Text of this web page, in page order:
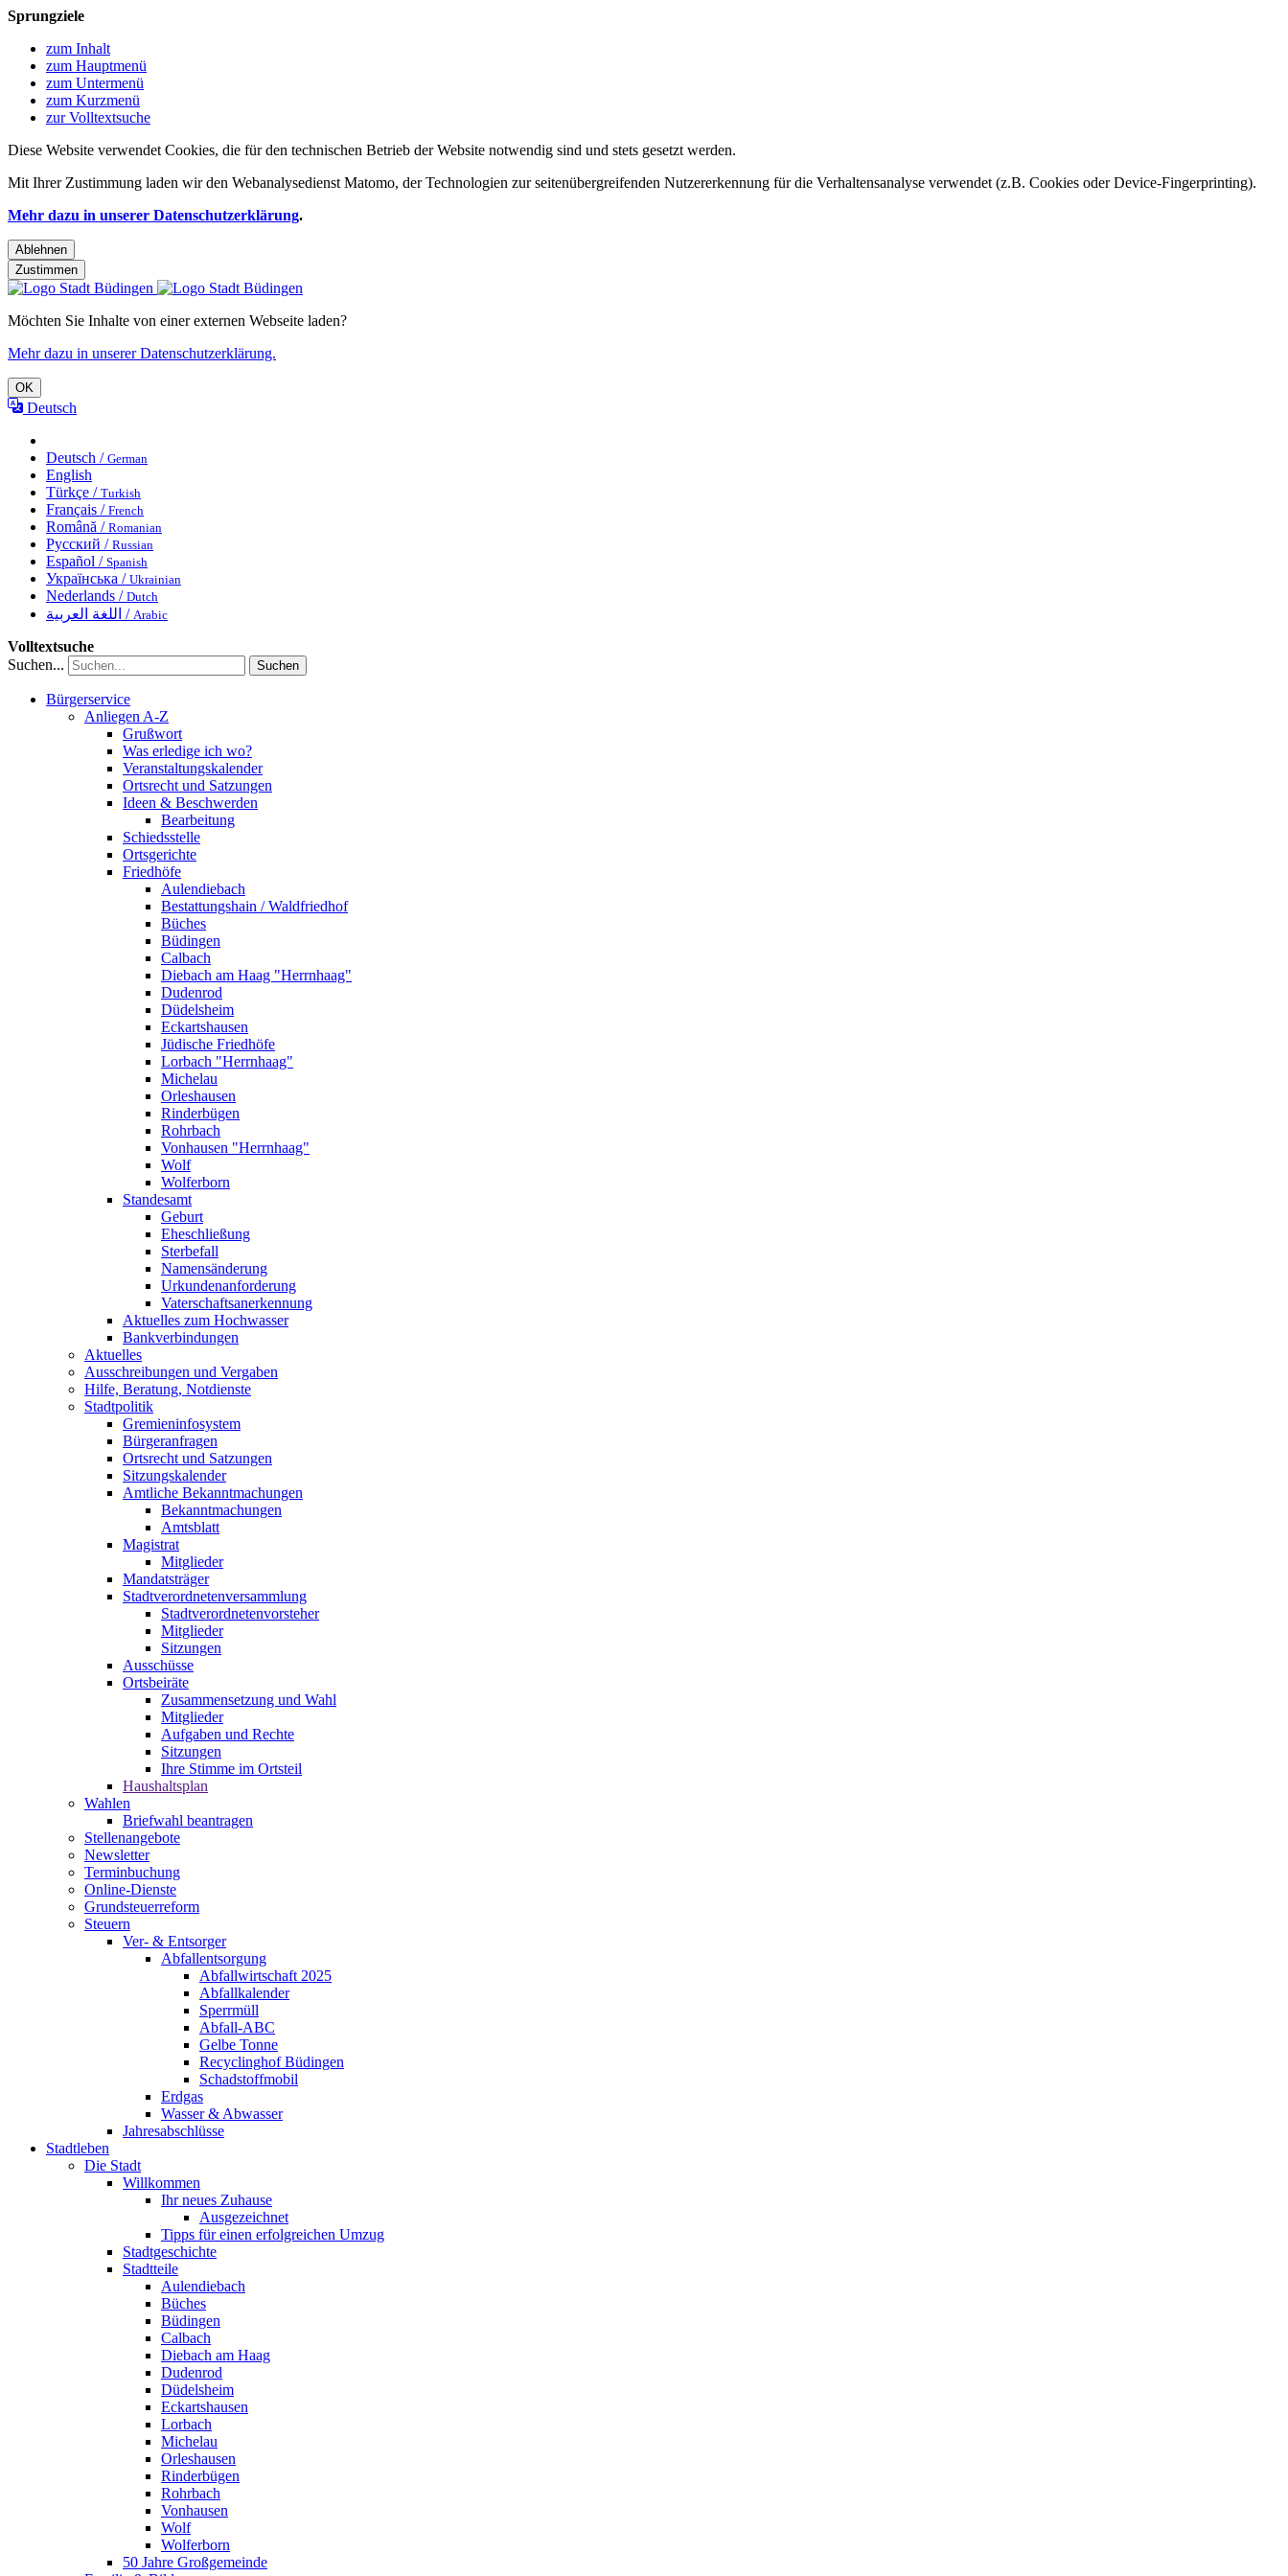
Sprungziele
zum Inhalt
zum Hauptmenü
zum Untermenü
zum Kurzmenü
zur Volltextsuche
Diese Website verwendet Cookies, die für den technischen Betrieb der Website notwendig sind und stets gesetzt werden.
Mit Ihrer Zustimmung laden wir den Webanalysedienst Matomo, der Technologien zur seitenübergreifenden Nutzererkennung für die Verhaltensanalyse verwendet (z.B. Cookies oder Device-Fingerprinting).
Mehr dazu in unserer Datenschutzerklärung.
Ablehnen
Zustimmen
Möchten Sie Inhalte von einer externen Webseite laden?
Mehr dazu in unserer Datenschutzerklärung.
OK
Deutsch
Deutsch / German
English
Türkçe / Turkish
Français / French
Română / Romanian
Русский / Russian
Español / Spanish
Українська / Ukrainian
Nederlands / Dutch
اللغة العربية / Arabic
Volltextsuche
Suchen...
Suchen
Bürgerservice
Anliegen A-Z
Grußwort
Was erledige ich wo?
Veranstaltungskalender
Ortsrecht und Satzungen
Ideen & Beschwerden
Bearbeitung
Schiedsstelle
Ortsgerichte
Friedhöfe
Aulendiebach
Bestattungshain / Waldfriedhof
Büches
Büdingen
Calbach
Diebach am Haag "Herrnhaag"
Dudenrod
Düdelsheim
Eckartshausen
Jüdische Friedhöfe
Lorbach "Herrnhaag"
Michelau
Orleshausen
Rinderbügen
Rohrbach
Vonhausen "Herrnhaag"
Wolf
Wolferborn
Standesamt
Geburt
Eheschließung
Sterbefall
Namensänderung
Urkundenanforderung
Vaterschaftsanerkennung
Aktuelles zum Hochwasser
Bankverbindungen
Aktuelles
Ausschreibungen und Vergaben
Hilfe, Beratung, Notdienste
Stadtpolitik
Gremieninfosystem
Bürgeranfragen
Ortsrecht und Satzungen
Sitzungskalender
Amtliche Bekanntmachungen
Bekanntmachungen
Amtsblatt
Magistrat
Mitglieder
Mandatsträger
Stadtverordnetenversammlung
Stadtverordnetenvorsteher
Mitglieder
Sitzungen
Ausschüsse
Ortsbeiräte
Zusammensetzung und Wahl
Mitglieder
Aufgaben und Rechte
Sitzungen
Ihre Stimme im Ortsteil
Haushaltsplan
Wahlen
Briefwahl beantragen
Stellenangebote
Newsletter
Terminbuchung
Online-Dienste
Grundsteuerreform
Steuern
Ver- & Entsorger
Abfallentsorgung
Abfallwirtschaft 2025
Abfallkalender
Sperrmüll
Abfall-ABC
Gelbe Tonne
Recyclinghof Büdingen
Schadstoffmobil
Erdgas
Wasser & Abwasser
Jahresabschlüsse
Stadtleben
Die Stadt
Willkommen
Ihr neues Zuhause
Ausgezeichnet
Tipps für einen erfolgreichen Umzug
Stadtgeschichte
Stadtteile
Aulendiebach
Büches
Büdingen
Calbach
Diebach am Haag
Dudenrod
Düdelsheim
Eckartshausen
Lorbach
Michelau
Orleshausen
Rinderbügen
Rohrbach
Vonhausen
Wolf
Wolferborn
50 Jahre Großgemeinde